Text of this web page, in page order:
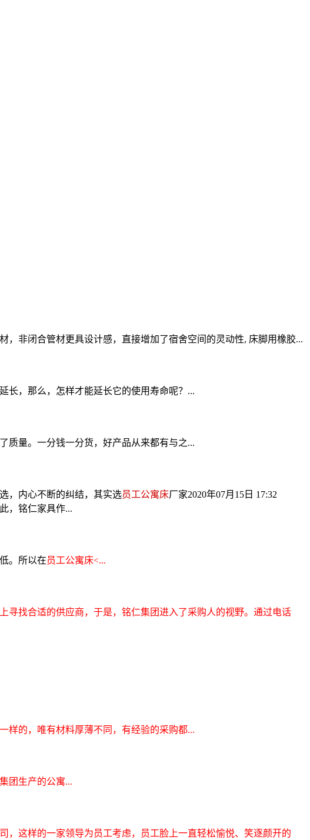
非闭合管材更具设计感，直接增加了宿舍空间的灵动性, 床脚用橡胶...
长，那么，怎样才能延长它的使用寿命呢？...
质量。一分钱一分货，好产品从来都有与之...
，内心不断的纠结，其实选员工公寓床厂家2020年07月15日 17:32
，铭仁家具作...
。所以在员工公寓床<...
寻找合适的供应商，于是，铭仁集团进入了采购人的视野。通过电话
样的，唯有材料厚薄不同，有经验的采购都...
团生产的公寓...
，这样的一家领导为员工考虑，员工脸上一直轻松愉悦、笑逐颜开的